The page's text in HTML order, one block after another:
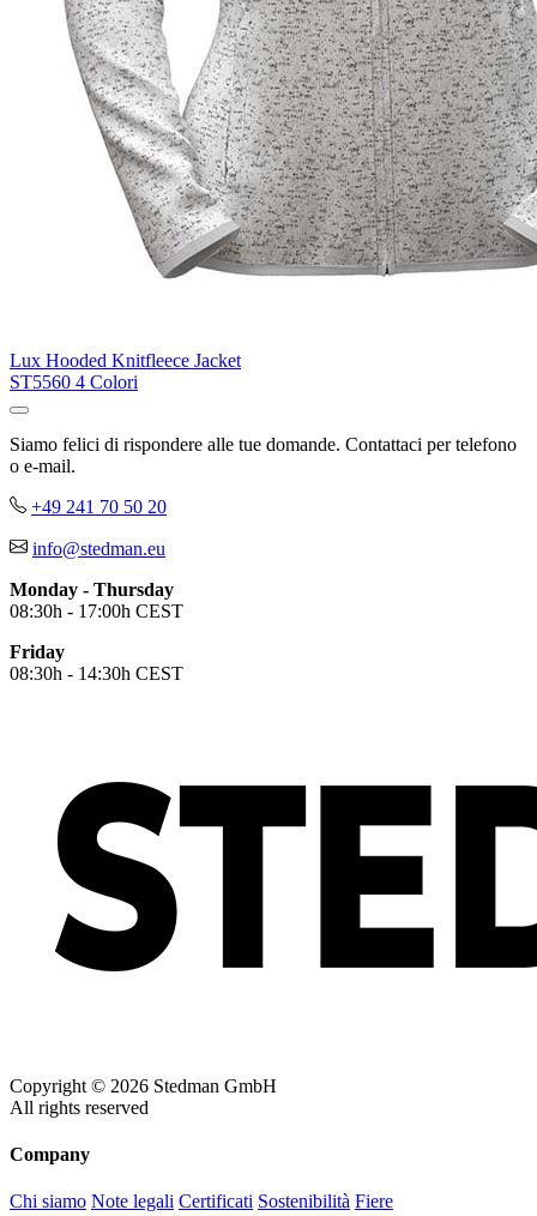
Lux Hooded Knitfleece Jacket
ST5560 4 Colori
Siamo felici di rispondere alle tue domande. Contattaci per telefono
o e-mail.
+49 241 70 50 20
info@stedman.eu
Monday - Thursday
08:30h - 17:00h CEST
Friday
08:30h - 14:30h CEST
Copyright © 2026 Stedman GmbH
All rights reserved
Company
Chi siamo Note legali Certificati Sostenibilità Fiere